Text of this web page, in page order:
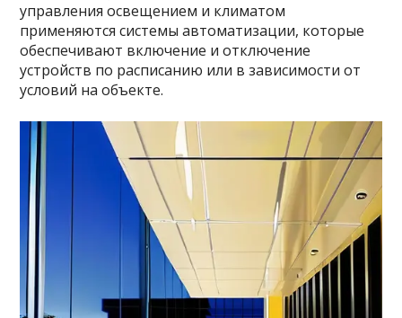
управления освещением и климатом
применяются системы автоматизации, которые
обеспечивают включение и отключение
устройств по расписанию или в зависимости от
условий на объекте.